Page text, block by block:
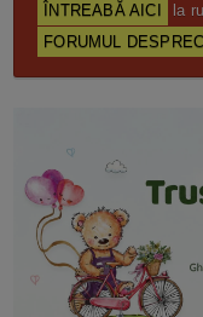
ÎNTREABĂ AICI
la
FORUMUL